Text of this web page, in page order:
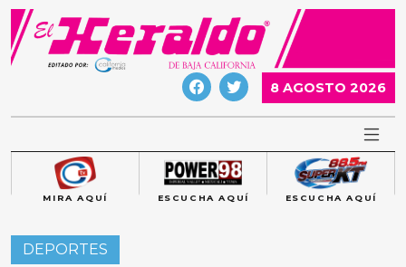
Skip
content
8 AGOSTO 2026
MIRA AQUÍ ESCUCHA AQUÍ ESCUCHA AQUÍ
DEPORTES